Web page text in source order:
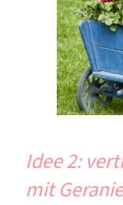
Idee 2:
mit